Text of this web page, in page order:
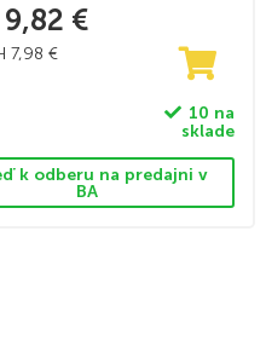
9,82 €
7,98 €
10 na
sklade
k odberu na predajni v
BA